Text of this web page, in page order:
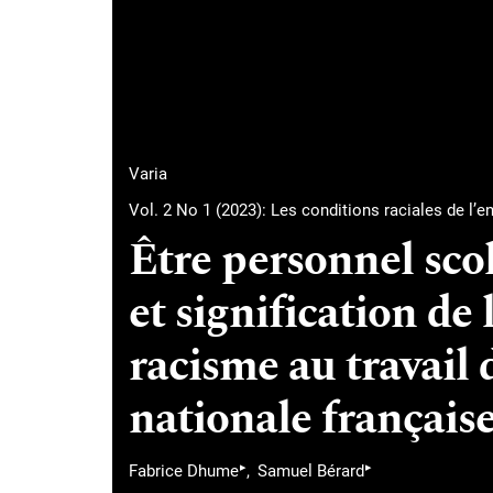
Varia
Vol. 2 No 1 (2023): Les conditions raciales de
Être personnel
et signification de
racisme au travail
nationale
Fabrice Dhume▸ Samuel Bérard▸